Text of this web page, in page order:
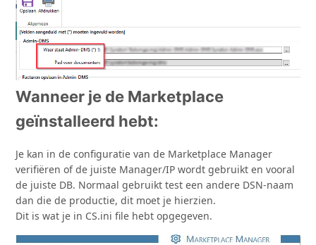
Wanneer je de Marketplace
geïnstalleerd hebt:
Je kan in de configuratie van de Marketplace Manager
verifiëren of de juiste Manager/IP wordt gebruikt en vooral
de juiste DB. Normaal gebruikt test een andere DSN-naam
dan die de productie, dit moet je hierzien.
Dit is wat je in CS.ini file hebt opgegeven.